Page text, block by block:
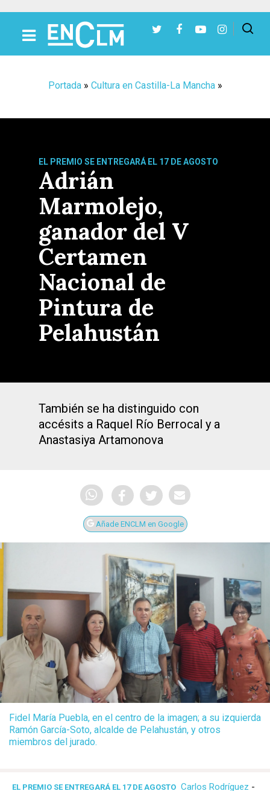
Portada» Cultura en Castilla-La Mancha»
EL PREMIO SE ENTREGARÁ EL 17 DE AGOSTO
Adrián
Marmolejo,
ganador del V
Certamen
Nacional de
Pintura de
Pelahustán
También se ha distinguido con
accésits a Raquel Río Berrocal y a
Anastasiya Artamonova
Añade ENCLM en Google
Fidel María Puebla, en el centro de la imagen; a su izquierda
Ramón García-Soto, alcalde de Pelahustán, y otros
miembros del jurado.
EL PREMIO SE ENTREGARÁ EL 17 DE AGOSTO Carlos Rodríguez -